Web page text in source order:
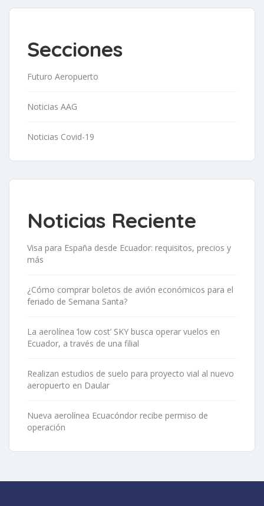
Secciones
Futuro Aeropuerto
Noticias AAG
Noticias Covid-19
Noticias Reciente
Visa para España desde Ecuador: requisitos, precios y
más
¿Cómo comprar boletos de avión económicos para el
feriado de Semana Santa?
La aerolínea ‘low cost’ SKY busca operar vuelos en
Ecuador, a través de una filial
Realizan estudios de suelo para proyecto vial al nuevo
aeropuerto en Daular
Nueva aerolínea Ecuacóndor recibe permiso de
operación